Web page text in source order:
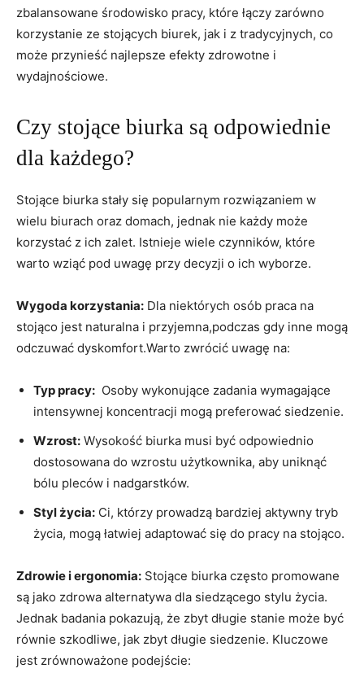
zbalansowane środowisko ‍pracy, które łączy zarówno
korzystanie ze stojących ​biurek, jak i z tradycyjnych, co
może przynieść⁤ najlepsze efekty ‌zdrowotne i
wydajnościowe.
Czy ‌stojące ‌biurka są odpowiednie
dla⁢ każdego?
Stojące⁣ biurka ‌stały⁣ się ⁤popularnym rozwiązaniem w
wielu⁤ biurach oraz domach, jednak nie każdy ⁢może
korzystać‍ z ich zalet. ⁣Istnieje ‌wiele czynników, które
warto‍ wziąć pod⁤ uwagę przy decyzji⁣ o‌ ich wyborze.
Wygoda​ korzystania: Dla niektórych osób⁤ praca na
⁢stojąco jest naturalna ​i⁣ przyjemna,podczas​ gdy inne mogą
odczuwać dyskomfort.Warto​ zwrócić⁣ uwagę ⁣na:
Typ⁢ pracy: ​ Osoby wykonujące zadania wymagające
intensywnej koncentracji⁤ mogą preferować siedzenie.
Wzrost: Wysokość biurka musi być odpowiednio
dostosowana do ⁢wzrostu użytkownika, aby uniknąć
bólu pleców i nadgarstków.
Styl życia: Ci, którzy prowadzą ‍bardziej‌ aktywny tryb⁣
życia, mogą łatwiej adaptować się ⁣do​ pracy na‌ stojąco.
Zdrowie i ergonomia: ⁢Stojące biurka często⁤ promowane​
są jako zdrowa alternatywa dla siedzącego stylu życia.
Jednak⁢ badania pokazują, że zbyt długie stanie ​może​ być
równie szkodliwe, jak zbyt długie siedzenie. Kluczowe
⁢jest zrównoważone‍ podejście: